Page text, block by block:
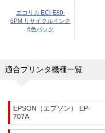
エコリカ ECI-E80-
6PM リサイクルインク
6色パック
適合プリンタ機種一覧
EPSON（エプソン） EP-
707A